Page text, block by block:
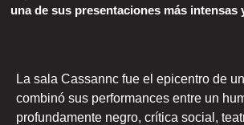
una de sus presentaciones más intensas
La sala Cassannc fue el epicentro de
combinó sus performances entre un
profundamente negro, crítica social,